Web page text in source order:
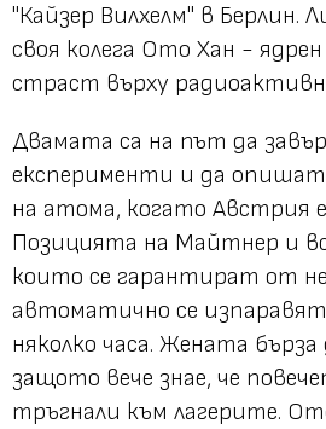
"Кайзер Вилхелм" в Берлин.
своя колега Ото Хан -
страст върху
Двамата са на път да
експерименти и да опишат
на атома, когато Австрия е
Позицията на Майтнер и
които се гарантират от
автоматично се
няколко часа. Жената бърза
защото вече знае, че
тръгнали към лагерите.